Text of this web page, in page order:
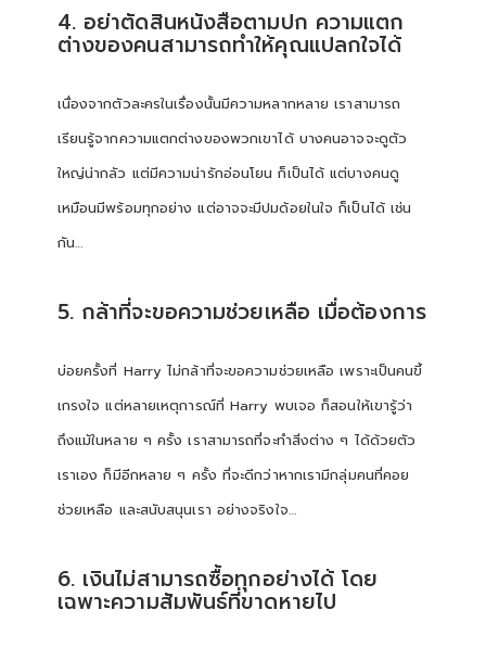
4. อย่าตัดสินหนังสือตามปก ความแตก
ต่างของคนสามารถทำให้คุณแปลกใจได้
เนื่องจากตัวละครในเรื่องนั้นมีความหลากหลาย เราสามารถ
เรียนรู้จากความแตกต่างของพวกเขาได้ บางคนอาจจะดูตัว
ใหญ่น่ากลัว แต่มีความน่ารักอ่อนโยน ก็เป็นได้ แต่บางคนดู
เหมือนมีพร้อมทุกอย่าง แต่อาจจะมีปมด้อยในใจ ก็เป็นได้ เช่น
กัน…
5. กล้าที่จะขอความช่วยเหลือ เมื่อต้องการ
บ่อยครั้งที่ Harry ไม่กล้าที่จะขอความช่วยเหลือ เพราะเป็นคนขี้
เกรงใจ แต่หลายเหตุการณ์ที่ Harry พบเจอ ก็สอนให้เขารู้ว่า
ถึงแม้ในหลาย ๆ ครั้ง เราสามารถที่จะทำสิ่งต่าง ๆ ได้ด้วยตัว
เราเอง ก็มีอีกหลาย ๆ ครั้ง ที่จะดีกว่าหากเรามีกลุ่มคนที่คอย
ช่วยเหลือ และสนับสนุนเรา อย่างจริงใจ…
6. เงินไม่สามารถซื้อทุกอย่างได้ โดย
เฉพาะความสัมพันธ์ที่ขาดหายไป